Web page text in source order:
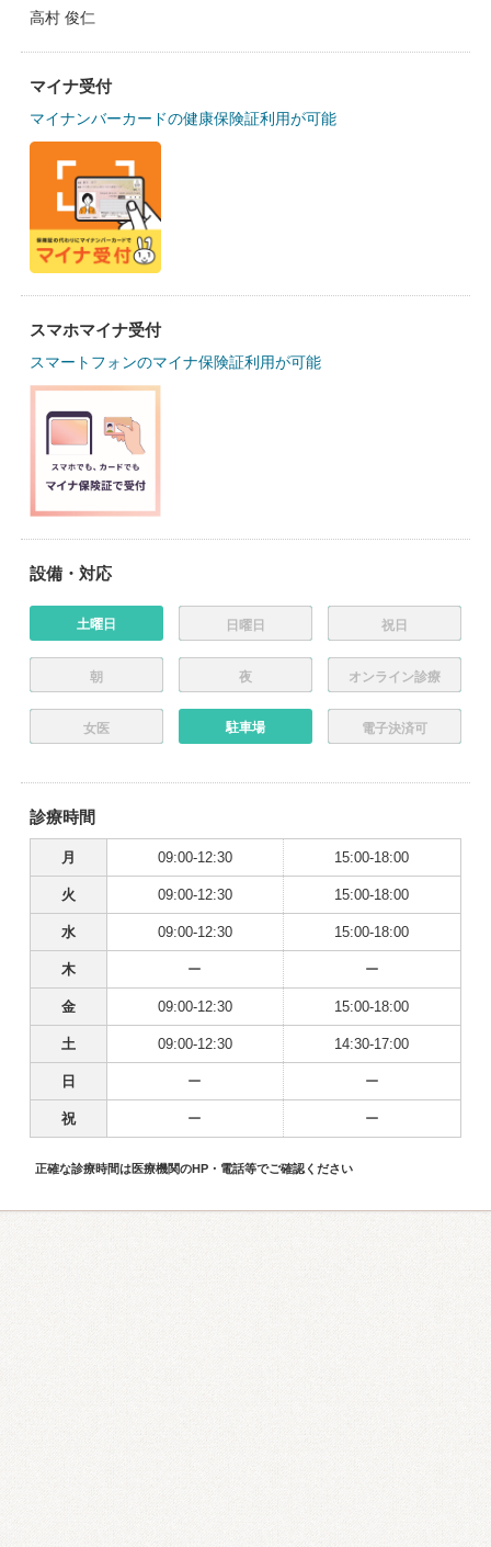
高村 俊仁
マイナ受付
マイナンバーカードの健康保険証利用が可能
スマホマイナ受付
スマートフォンのマイナ保険証利用が可能
設備・対応
土曜日 日曜日 祝日
朝 夜 オンライン診療
女医 駐車場 電子決済可
診療時間
月 09:00-12:30 15:00-18:00
火 09:00-12:30 15:00-18:00
水 09:00-12:30 15:00-18:00
木 ー ー
金 09:00-12:30 15:00-18:00
土 09:00-12:30 14:30-17:00
日 ー ー
祝 ー ー
正確な診療時間は医療機関のHP・電話等でご確認ください